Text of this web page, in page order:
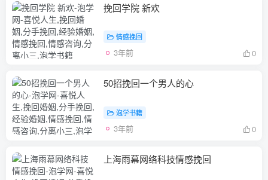
挽回学院 新欢
情感挽回
3年前 0
50招挽回一个男人的心
泡学书籍
3年前 0
上海雨幕网络科技情感挽回